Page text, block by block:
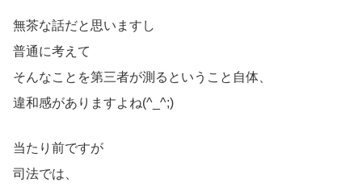
無茶な話だと思いますし
普通に考えて
そんなことを第三者が測るということ自体、
違和感がありますよね(^_^;)
当たり前ですが
司法では、